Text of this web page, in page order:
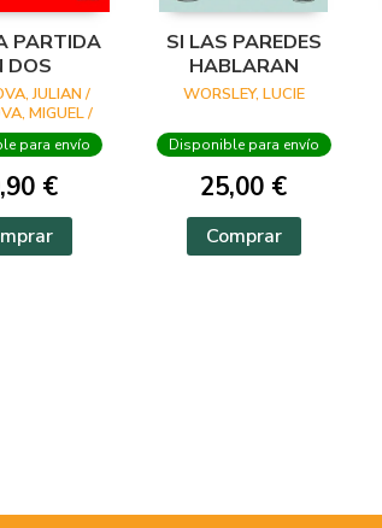
PARTIDA
DOS
JULIAN /
MIGUEL /
CARLES
para envío
€
SI LAS PAREDES
HABLARAN
WORSLEY, LUCIE
Disponible para envío
25,00 €
Comprar